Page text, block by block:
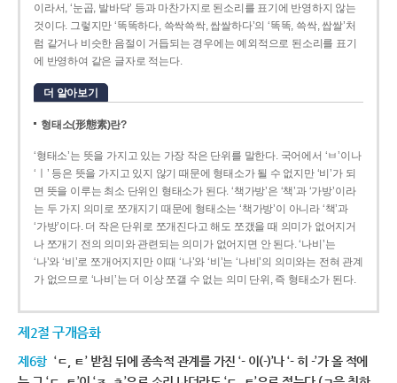
이라서, ‘눈곱, 발바닥’ 등과 마찬가지로 된소리를 표기에 반영하지 않는
것이다. 그렇지만 ‘똑똑하다, 쓱싹쓱싹, 쌉쌀하다’의 ‘똑똑, 쓱싹, 쌉쌀’처
럼 같거나 비슷한 음절이 거듭되는 경우에는 예외적으로 된소리를 표기
에 반영하여 같은 글자로 적는다.
더 알아보기
형태소(形態素)란?
‘형태소’는 뜻을 가지고 있는 가장 작은 단위를 말한다. 국어에서 ‘ㅂ’이나
‘ㅣ’ 등은 뜻을 가지고 있지 않기 때문에 형태소가 될 수 없지만 ‘비’가 되
면 뜻을 이루는 최소 단위인 형태소가 된다. ‘책가방’은 ‘책’과 ‘가방’이라
는 두 가지 의미로 쪼개지기 때문에 형태소는 ‘책가방’이 아니라 ‘책’과
‘가방’이다. 더 작은 단위로 쪼개진다고 해도 쪼갰을 때 의미가 없어지거
나 쪼개기 전의 의미와 관련되는 의미가 없어지면 안 된다. ‘나비’는
‘나’와 ‘비’로 쪼개어지지만 이때 ‘나’와 ‘비’는 ‘나비’의 의미와는 전혀 관계
가 없으므로 ‘나비’는 더 이상 쪼갤 수 없는 의미 단위, 즉 형태소가 된다.
제2절 구개음화
제6항 ‘ㄷ, ㅌ’ 받침 뒤에 종속적 관계를 가진 ‘- 이(-)’나 ‘- 히 -’가 올 적에